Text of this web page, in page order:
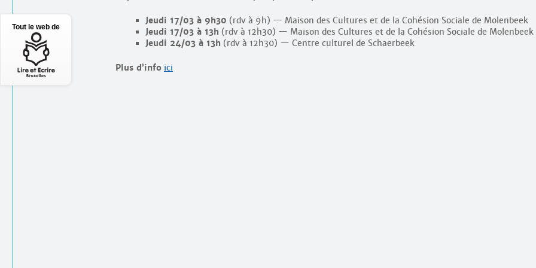
Jeudi 17/03 à 9h30 (rdv à 9h) — Maison des Cultures et de la Cohésion Sociale de Molenbeek
Jeudi 17/03 à 13h (rdv à 12h30) — Maison des Cultures et de la Cohésion Sociale de Molenbeek
Jeudi 24/03 à 13h (rdv à 12h30) — Centre culturel de Schaerbeek
Plus d’info ici
Tout le web de